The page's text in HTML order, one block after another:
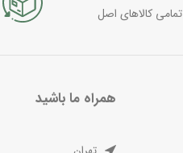
تمامی کالاهای اصل
همراه ما باشید